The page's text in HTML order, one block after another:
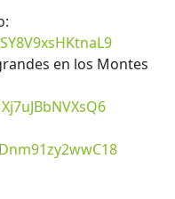
en los Montes